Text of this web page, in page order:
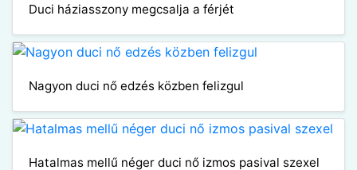
Duci háziasszony megcsalja a férjét
Nagyon duci nő edzés közben felizgul
Hatalmas mellű néger duci nő izmos pasival szexel